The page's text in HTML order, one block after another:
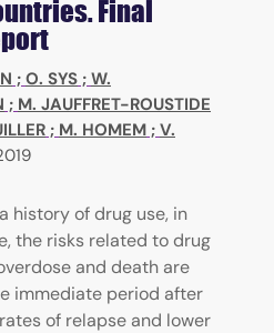
Final
; O. SYS ; W.
; M. JAUFFRET-ROUSTIDE
; M. HOMEM ; V.
history of drug use, in
the risks related to drug
and death are
immediate period after
of relapse and lower